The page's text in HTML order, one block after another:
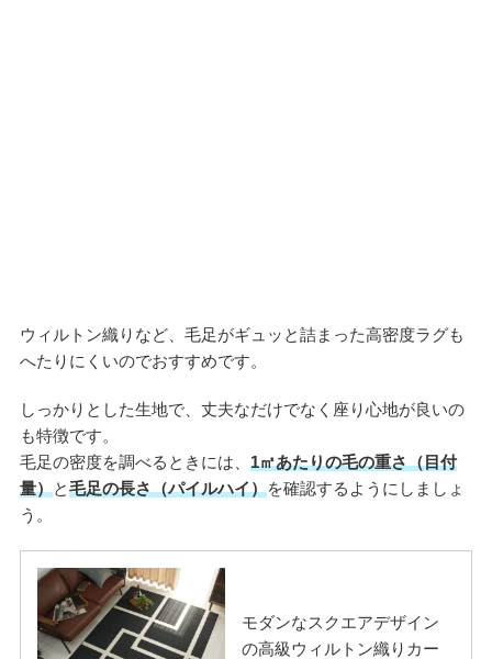
ウィルトン織りなど、毛足がギュッと詰まった高密度ラグも
へたりにくいのでおすすめです。
しっかりとした生地で、丈夫なだけでなく座り心地が良いの
も特徴です。
毛足の密度を調べるときには、 1㎡あたりの毛の重さ（目付
量）と毛足の長さ（パイルハイ）を確認するようにしましょ
う。
モダンなスクエアデザイン
の高級ウィルトン織りカー